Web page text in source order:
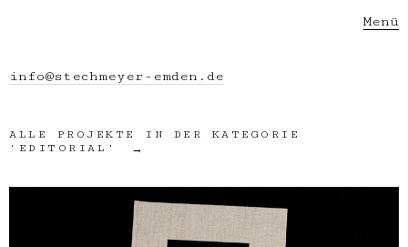
Menü
info@stechmeyer-emden.de
ALLE PROJEKTE IN DER KATEGORIE
‘ EDITORIAL ’